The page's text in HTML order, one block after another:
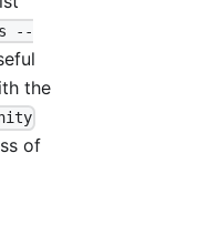
--
the
of